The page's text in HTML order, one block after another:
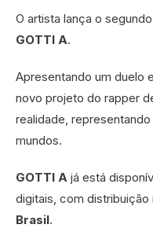
O artista lança o
GOTTI A.
Apresentando um duelo
novo projeto do rapper
realidade,
mundos.
GOTTI A já está
digitais, com distribuição
Brasil.